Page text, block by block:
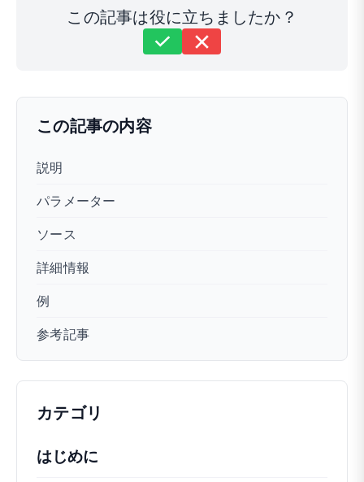
この記事は役に立ちましたか？
最終更新日: 2024年3月6日
この記事の内容
説明
パラメーター
ソース
詳細情報
例
参考記事
カテゴリ
はじめに